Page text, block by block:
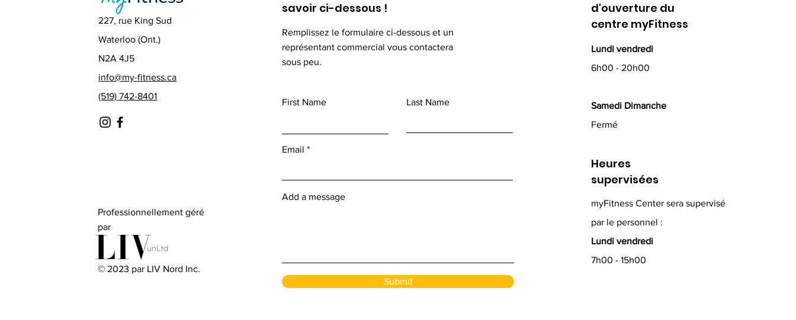
227, rue King Sud
Waterloo (Ont.)
N2A 4J5
info@my-fitness.ca
(519) 742-8401
Professionnellement géré
par
© 2023 par LIV Nord Inc.
savoir ci-dessous !
Remplissez le formulaire ci-dessous et un
représentant commercial vous contactera
sous peu.
First Name Last Name
Email
Add a message
Submit
d'ouverture du
centre myFitness
Lundi vendredi
6h00 - 20h00
Samedi Dimanche
Fermé
Heures
supervisées
myFitness Center sera supervisé
par le personnel :
Lundi vendredi
7h00 - 15h00